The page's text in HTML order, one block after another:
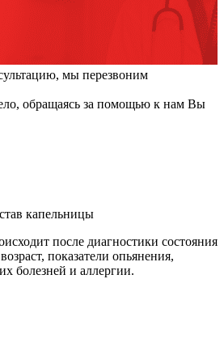
мы перезвоним
обращаясь за помощью к нам Вы
капельницы
после диагностики состояния
показатели опьянения,
болезней и аллергии.